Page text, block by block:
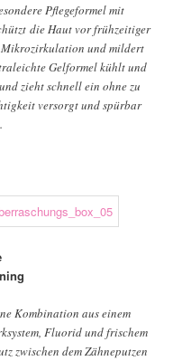
Pflegeformel mit
die Haut vor frühzeitiger
und mildert
Gelformel kühlt und
zieht schnell ein ohne zu
versorgt und spürbar
Kombination aus einem
Fluorid und frischem
zwischen dem Zähneputzen